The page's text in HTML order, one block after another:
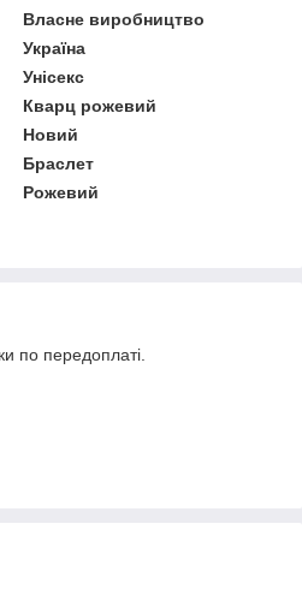
Власне виробництво
Україна
Унісекс
Кварц рожевий
Новий
Браслет
Рожевий
по передоплаті.